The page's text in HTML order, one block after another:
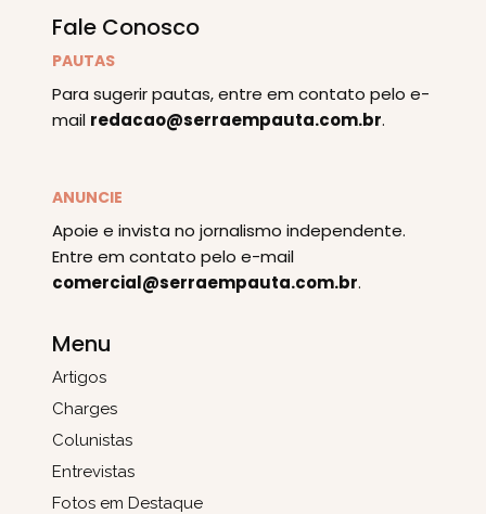
Fale Conosco
PAUTAS
Para sugerir pautas, entre em contato pelo e-
mail redacao@serraempauta.com.br.
ANUNCIE
Apoie e invista no jornalismo independente.
Entre em contato pelo e-mail
comercial@serraempauta.com.br.
Menu
Artigos
Charges
Colunistas
Entrevistas
Fotos em Destaque